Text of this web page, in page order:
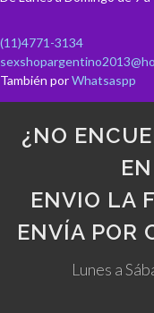
(11)4771-3134
También porWhatsaspp
¿NO
ENVIO LA
ENVÍA POR
Lunes a